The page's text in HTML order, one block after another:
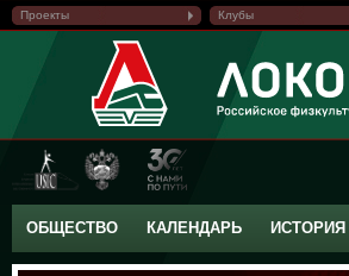
Проекты Клубы
ОБЩЕСТВО КАЛЕНДАРЬ ИСТОРИЯ